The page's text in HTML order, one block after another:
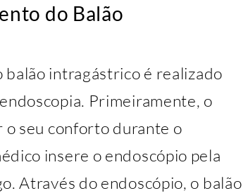
do Balão
intragástrico é realizado
Primeiramente, o
o seu conforto durante o
insere o endoscópio pela
Através do endoscópio, o balão